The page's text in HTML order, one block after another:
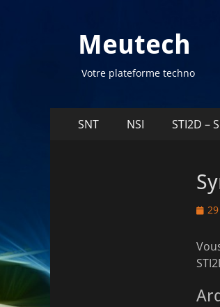
Meutech
Votre plateforme techno
Menu
SNT NSI STI2D –